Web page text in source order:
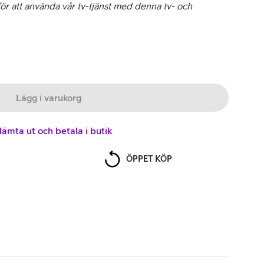
att använda vår tv-tjänst med denna tv- och
Lägg i varukorg
ut och betala i butik
ÖPPET KÖP